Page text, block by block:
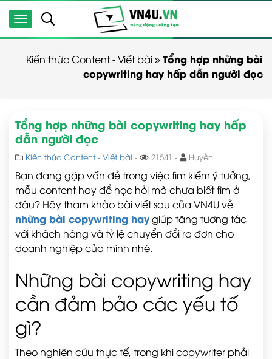
Kiến thức Content - Viết bài»Tổng hợp những bài
copywriting hay hấp dẫn người đọc
Tổng hợp những bài copywriting hay hấp
dẫn người đọc
Kiến thức Content - Viết bài - 21541 - Huyền
Bạn đang gặp vấn đề trong việc tìm kiếm ý tưởng,
mẫu content hay để học hỏi mà chưa biết tìm ở
đâu? Hãy tham khảo bài viết sau của VN4U về
những bài copywriting haygiúp tăng tương tác
với khách hàng và tỷ lệ chuyển đổi ra đơn cho
doanh nghiệp của mình nhé.
Những bài copywriting hay
cần đảm bảo các yếu tố
gì?
Theo nghiên cứu thực tế, trong khi copywriter phải